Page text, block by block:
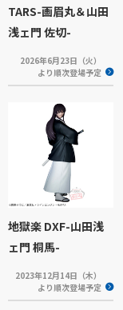
TARS-画眉丸＆山田
浅ェ門 佐切-
2026年6月23日（火）
より順次登場予定
地獄楽 DXF-山田浅
ェ門 桐馬-
2023年12月14日（木）
より順次登場予定